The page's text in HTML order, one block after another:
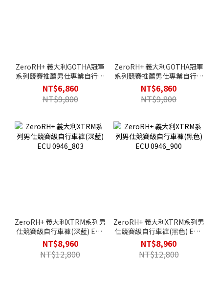
ZeroRH+ 義大利GOTHA冠軍
系列競賽推薦男仕專業自行車
衣(紅色) ECU 0911_307
NT$6,860
NT$9,800
ZeroRH+ 義大利GOTHA冠軍
系列競賽推薦男仕專業自行車
衣(黑色) ECU 0911_911
NT$6,860
NT$9,800
ZeroRH+ 義大利XTRM系列男
仕競賽級自行車褲(深藍) ECU
0946_803
NT$8,960
NT$12,800
ZeroRH+ 義大利XTRM系列男
仕競賽級自行車褲(黑色) ECU
0946_900
NT$8,960
NT$12,800